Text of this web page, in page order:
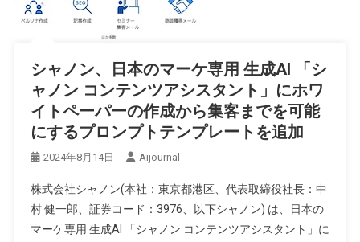
シャノン、日本のマーケ専用 生成AI 「シ
ャノン コンテンツアシスタント」にホワ
イトペーパーの作成から集客までを可能
にするプロンプトテンプレートを追加
2024年8月14日 Aijournal
株式会社シャノン(本社：東京都港区、代表取締役社長：中
村 健一郎、証券コード：3976、以下シャノン) は、日本の
マーケ専用 生成AI 「シャノン コンテンツアシスタント」に